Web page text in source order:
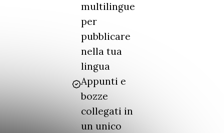
multilingue
per
pubblicare
nella tua
lingua
Appunti e
bozze
collegati in
un unico